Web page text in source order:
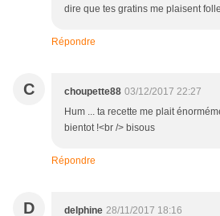
dire que tes gratins me plaisent
Répondre
C choupette88 03/12/2017 22:27
Hum ... ta recette me plait
bientot !<br /> bisous
Répondre
D delphine 28/11/2017 18:16